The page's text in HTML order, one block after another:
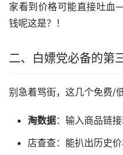
家看到价格可能直接吐
钱呢这是？！
二、白嫖党必备的第
别急着骂街，这几个免费/
淘数据：输入商品链
店查查：能扒出历史